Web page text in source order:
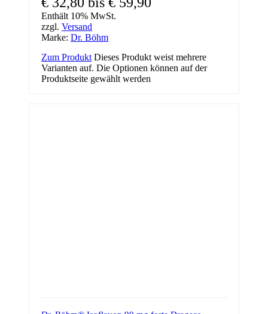
Enthält 10% MwSt.
zzgl. Versand
Marke: Dr. Böhm
Zum Produkt Dieses Produkt weist mehrere
Varianten auf. Die Optionen können auf der
Produktseite gewählt werden